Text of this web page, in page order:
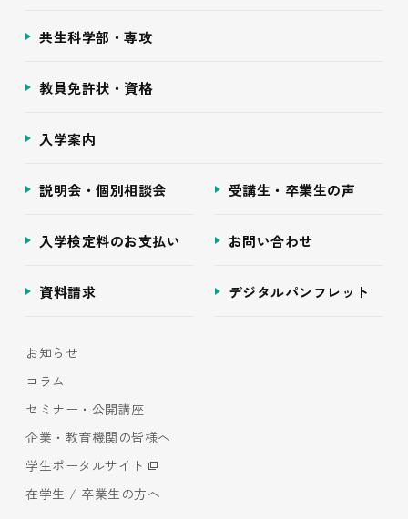
共生科学部・専攻
教員免許状・資格
入学案内
説明会・個別相談会 受講生・卒業生の声
入学検定料のお支払い お問い合わせ
資料請求 デジタルパンフレット
お知らせ
コラム
セミナー・公開講座
企業・教育機関の皆様へ
学生ポータルサイト
在学生 / 卒業生の方へ